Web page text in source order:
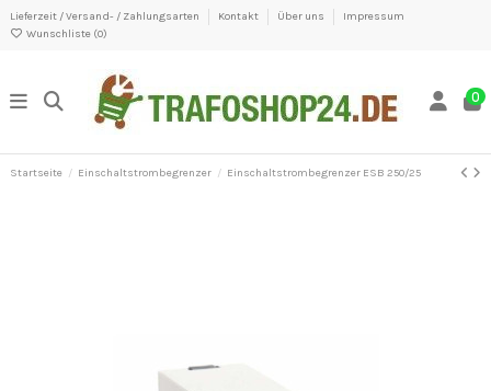
Lieferzeit / Versand- / Zahlungsarten Kontakt Über uns
Impressum
Wunschliste (0)
0
Startseite Einschaltstrombegrenzer Einschaltstrombegrenzer ESB 250/25